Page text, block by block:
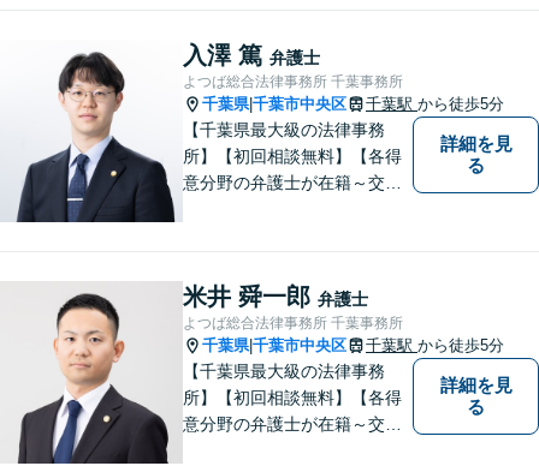
入澤 篤 弁護士
よつば総合法律事務所 千葉事務所
千葉県|千葉市中央区 千葉駅 から徒歩5分
【千葉県最大級の法律事務
所】【初回相談無料】【各得
意分野の弁護士が在籍～交通
詳細を見
る
米井 舜一郎 弁護士
よつば総合法律事務所 千葉事務所
千葉県|千葉市中央区 千葉駅 から徒歩5分
【千葉県最大級の法律事務
所】【初回相談無料】【各得
意分野の弁護士が在籍～交通
詳細を見
る